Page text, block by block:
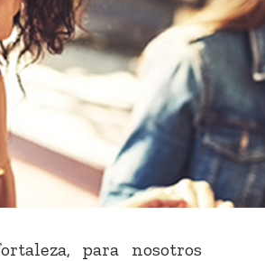
para nosotros